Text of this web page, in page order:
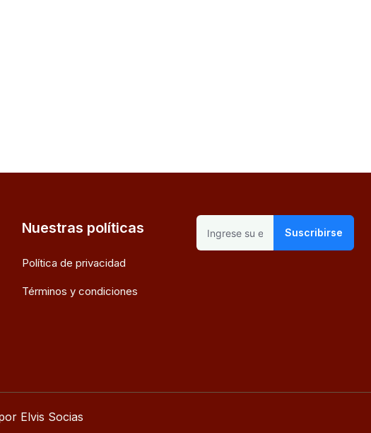
Nuestras políticas
Política de privacidad
Términos y condiciones
Suscribirse
Elvis Socias